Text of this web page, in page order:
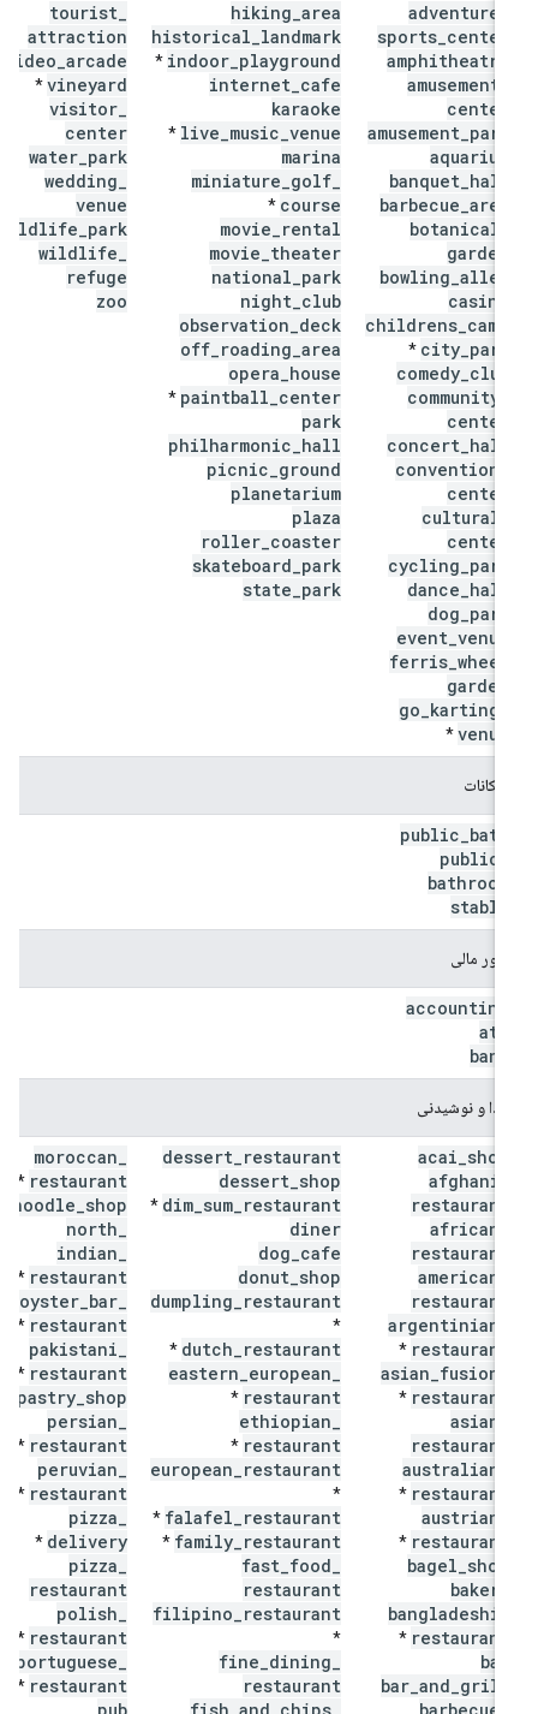
adventure
sports_center
amphitheatre
amusement
center
amusement_
aquarium
banquet_
barbecue_
botanical
garden
bowling_alley
casino
childrens_
city_
*
comedy_
community
center
concert_
convention
center
cultural
center
cycling_
dance_
dog_
event_venue
ferris_wheel
garden
go_karting
venue
*
hiking_area
historical_landmark
indoor_playground
*
internet_cafe
karaoke
live_music_venue
*
marina
miniature_golf
course
*
movie_rental
movie_theater
national_park
night_club
observation_deck
off_roading_area
opera_house
paintball_center
*
park
philharmonic_hall
picnic_ground
planetarium
plaza
roller_coaster
skateboard_park
state_park
tourist
attraction
video_arcade
vineyard
*
visitor
center
water_park
wedding
venue
wildlife_park
wildlife
refuge
zoo
امکانات
public_
public
bathroom
stable
امور مالی
accounting
غذا و نوشیدنی
acai_
afghani
restaurant
african
restaurant
american
restaurant
argentinian
restaurant
*
asian_fusion
restaurant
*
asian
restaurant
australian
restaurant
*
austrian
restaurant
*
bagel_
bakery
bangladeshi
restaurant
*
bar_and_grill
dessert_restaurant
dessert_shop
dim_sum_restaurant
*
diner
dog_cafe
donut_shop
dumpling_restaurant
dutch_restaurant
*
eastern_european
restaurant
*
ethiopian
restaurant
*
european_restaurant
falafel_restaurant
*
family_restaurant
*
fast_food
restaurant
filipino_restaurant
fine_dining
restaurant
moroccan
restaurant
*
noodle_shop
*
north
indian
restaurant
*
oyster_
_
restaurant
*
pakistani
restaurant
*
pastry_shop
*
persian
restaurant
*
peruvian
_
restaurant
*
pizza
_
delivery
*
pizza
restaurant
polish
_
restaurant
*
portuguese
restaurant
*